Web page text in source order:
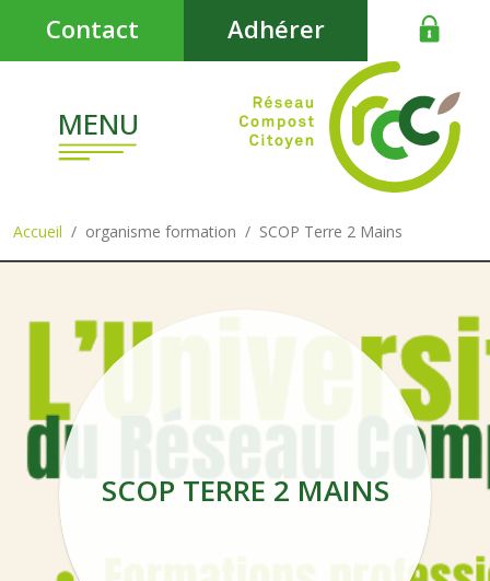
MENU
Contact Adhérer
Accueil organisme formation SCOP Terre 2 Mains
SCOP TERRE 2 MAINS